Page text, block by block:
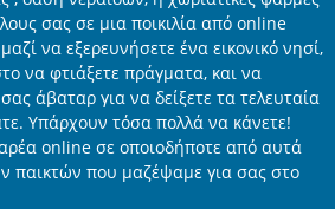
σας σε μια ποικιλία από online
να εξερευνήσετε ένα εικονικό νησί,
να φτιάξετε πράγματα, και να
άβαταρ για να δείξετε τα τελευταία
Υπάρχουν τόσα πολλά να κάνετε!
online σε οποιοδήποτε από αυτά
παικτών που μαζέψαμε για σας στο